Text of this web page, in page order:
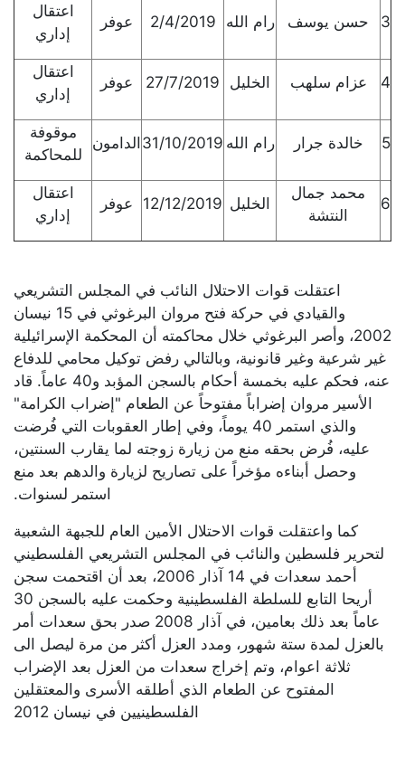
حسن يوسف رام الله 2/4/2019 عوفر
اعتقال
إداري
عزام سلهب الخليل 27/7/2019 عوفر
اعتقال
إداري
خالدة جرار رام الله31/10/2019الدامون
موقوفة
للمحاكمة
محمد جمال
النتشة
الخليل 12/12/2019 عوفر
اعتقال
إداري
اعتقلت قوات الاحتلال النائب في المجلس التشريعي
والقيادي في حركة فتح مروان البرغوثي في 15 نيسان
2002، وأصر البرغوثي خلال محاكمته أن المحكمة الإسرائيلية
غير شرعية وغير قانونية، وبالتالي رفض توكيل محامي للدفاع
عنه، فحكم عليه بخمسة أحكام بالسجن المؤبد و40 عاماً. قاد
الأسير مروان إضراباً مفتوحاً عن الطعام "إضراب الكرامة"
والذي استمر 40 يوماً، وفي إطار العقوبات التي فُرضت
عليه، فُرض بحقه منع من زيارة زوجته لما يقارب السنتين،
وحصل أبناءه مؤخراً على تصاريح لزيارة والدهم بعد منع
استمر لسنوات.
كما واعتقلت قوات الاحتلال الأمين العام للجبهة الشعبية
لتحرير فلسطين والنائب في المجلس التشريعي الفلسطيني
أحمد سعدات في 14 آذار 2006، بعد أن اقتحمت سجن
أريحا التابع للسلطة الفلسطينية وحكمت عليه بالسجن 30
عاماً بعد ذلك بعامين، في آذار 2008 صدر بحق سعدات أمر
بالعزل لمدة ستة شهور، ومدد العزل أكثر من مرة ليصل الى
ثلاثة اعوام، وتم إخراج سعدات من العزل بعد الإضراب
المفتوح عن الطعام الذي أطلقه الأسرى والمعتقلين
الفلسطينيين في نيسان 2012